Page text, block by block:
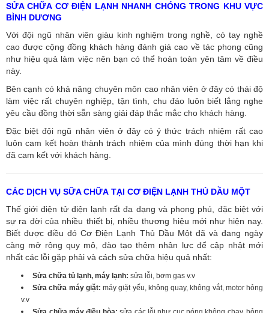
SỬA CHỮA CƠ ĐIỆN LẠNH NHANH CHÓNG TRONG KHU VỰC
BÌNH DƯƠNG
Với đội ngũ nhân viên giàu kinh nghiệm trong nghề, có tay nghề
cao được cộng đồng khách hàng đánh giá cao về tác phong cũng
như hiệu quả làm việc nên bạn có thể hoàn toàn yên tâm về điều
này.
Bên cạnh có khả năng chuyên môn cao nhân viên ở đây có thái độ
làm việc rất chuyên nghiệp, tận tình, chu đáo luôn biết lắng nghe
yêu cầu đồng thời sẵn sàng giải đáp thắc mắc cho khách hàng.
Đặc biệt đội ngũ nhân viên ở đây có ý thức trách nhiệm rất cao
luôn cam kết hoàn thành trách nhiệm của mình đúng thời hạn khi
đã cam kết với khách hàng.
CÁC DỊCH VỤ SỮA CHỮA TẠI CƠ ĐIỆN LẠNH THỦ DẦU MỘT
Thế giới điện tử điện lạnh rất đa dạng và phong phú, đặc biệt với
sự ra đời của nhiều thiết bị, nhiều thương hiệu mới như hiện nay.
Biết được điều đó Cơ Điện Lạnh Thủ Dầu Một đã và đang ngày
càng mở rộng quy mô, đào tạo thêm nhân lực để cập nhật mới
nhất các lỗi gặp phải và cách sửa chữa hiệu quả nhất:
Sửa chữa tủ lạnh, máy lạnh: sửa lỗi, bơm gas v.v
Sửa chữa máy giặt:máy giặt yếu, không quay, không vắt, motor hỏng
v.v